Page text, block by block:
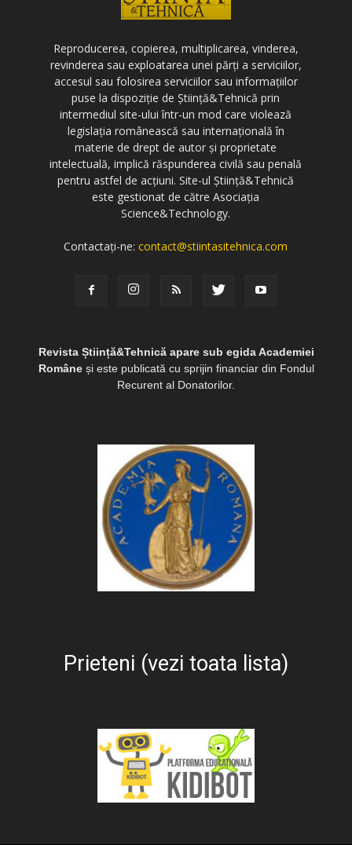
Reproducerea, copierea, multiplicarea, vinderea,
revinderea sau exploatarea unei părți a serviciilor,
accesul sau folosirea serviciilor sau informațiilor
puse la dispoziție de Știință&Tehnică prin
intermediul site-ului într-un mod care violează
legislația românească sau internațională în
materie de drept de autor și proprietate
intelectuală, implică răspunderea civilă sau penală
pentru astfel de acțiuni. Site-ul Știință&Tehnică
este gestionat de către Asociația
Science&Technology.
Contactați-ne:contact@stiintasitehnica.com
Revista Știință&Tehnică apare sub egida Academiei
Româneși este publicată cu sprijin financiar din Fondul
Recurent al Donatorilor.
Prieteni (vezi toata lista)